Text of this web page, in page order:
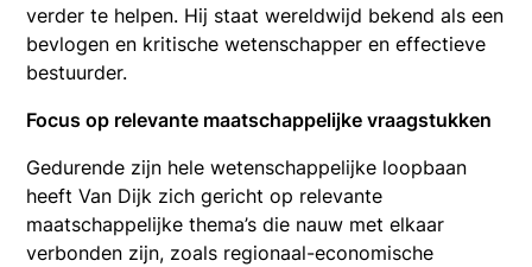
verder te helpen. Hij staat wereldwijd bekend als een
bevlogen en kritische wetenschapper en effectieve
bestuurder.
Focus op relevante maatschappelijke vraagstukken
Gedurende zijn hele wetenschappelijke loopbaan
heeft Van Dijk zich gericht op relevante
maatschappelijke thema’s die nauw met elkaar
verbonden zijn, zoals regionaal-economische